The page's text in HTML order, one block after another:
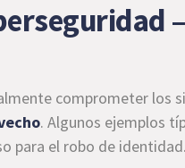
comprometer los
. Algunos ejemplos
para el robo de identidad.